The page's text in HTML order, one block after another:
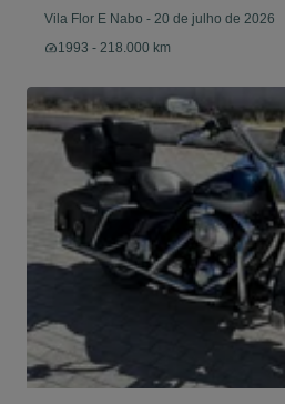
Vila Flor E Nabo - 20 de julho de 2026
1993 - 218.000 km